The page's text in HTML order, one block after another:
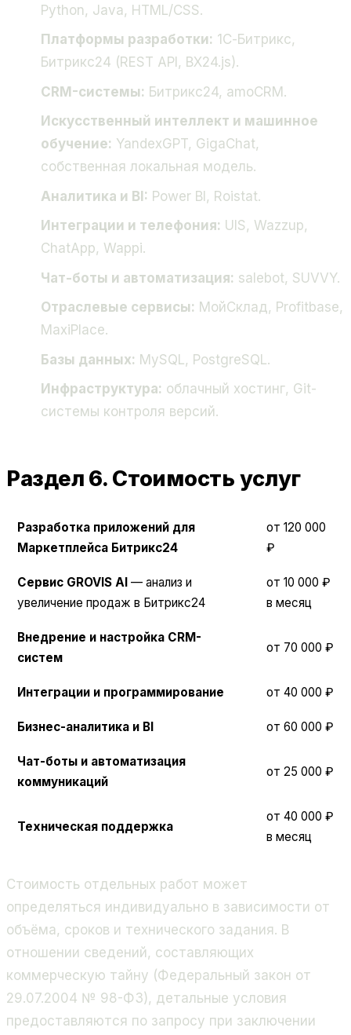
Python, Java, HTML/CSS.
Платформы разработки: 1С-Битрикс,
Битрикс24 (REST API, BX24.js).
CRM-системы: Битрикс24, amoCRM.
Искусственный интеллект и машинное
обучение: YandexGPT, GigaChat,
собственная локальная модель.
Аналитика и BI: Power BI, Roistat.
Интеграции и телефония: UIS, Wazzup,
ChatApp, Wappi.
Чат-боты и автоматизация: salebot, SUVVY.
Отраслевые сервисы: МойСклад, Profitbase,
MaxiPlace.
Базы данных: MySQL, PostgreSQL.
Инфраструктура: облачный хостинг, Git-
системы контроля версий.
Раздел 6. Стоимость услуг
Разработка приложений для
Маркетплейса Битрикс24
от 120 000
₽
Сервис GROVIS AI— анализ и
увеличение продаж в Битрикс24
от 10 000 ₽
в месяц
Внедрение и настройка CRM-
систем
от 70 000 ₽
Интеграции и программирование от 40 000 ₽
Бизнес-аналитика и BI от 60 000 ₽
Чат-боты и автоматизация
коммуникаций
от 25 000 ₽
Техническая поддержка
от 40 000 ₽
в месяц
Стоимость отдельных работ может
определяться индивидуально в зависимости от
объёма, сроков и технического задания. В
отношении сведений, составляющих
коммерческую тайну (Федеральный закон от
29.07.2004 № 98-ФЗ), детальные условия
предоставляются по запросу при заключении